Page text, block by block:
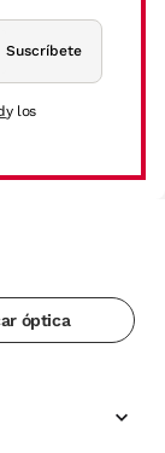
Suscríbete
y los
óptica